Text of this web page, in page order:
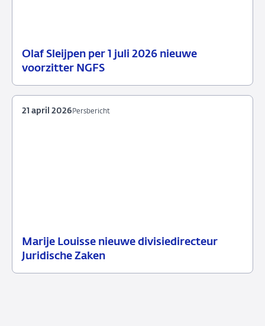
Olaf Sleijpen per 1 juli 2026 nieuwe
voorzitter NGFS
13
Persbericht
Marije Louisse nieuwe divisiedirecteur
Juridische Zaken
21
Persbericht
Persbericht
21 april 2026